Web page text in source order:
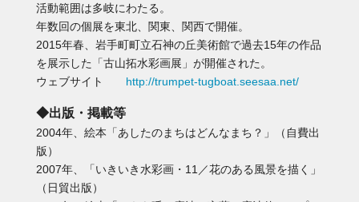
活動範囲は多岐にわたる。
年数回の個展を東北、関東、関西で開催。
2015年春、岩手町町立石神の丘美術館で過去15年の作品
を展示した「古山拓水彩画展」が開催された。
ウェブサイト http://trumpet-tugboat.seesaa.net/
◆出版・掲載等
2004年、絵本「あしたのまちはどんなまち？」（自費出
版）
2007年、「いきいき水彩画・11／花のある風景を描く」
（日貿出版）